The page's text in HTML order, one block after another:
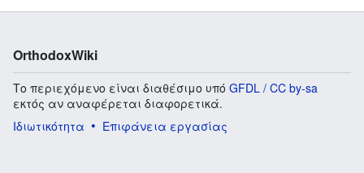
OrthodoxWiki
Το περιεχόμενο είναι διαθέσιμο υπό GFDL / CC by-sa
εκτός αν αναφέρεται διαφορετικά.
Ιδιωτικότητα
Επιφάνεια εργασίας